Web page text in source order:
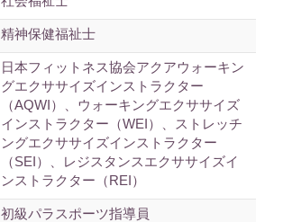
精神保健福祉士
日本フィットネス協会アクアウォーキン
グエクササイズインストラクター
（AQWI）、ウォーキングエクササイズ
インストラクター（WEI）、ストレッチ
ングエクササイズインストラクター
（SEI）、レジスタンスエクササイズイ
ンストラクター（REI）
初級パラスポーツ指導員